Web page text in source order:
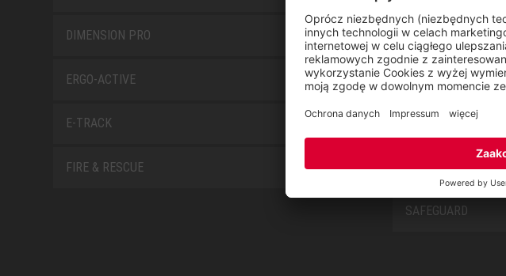
DIMENSION PRO
ERGO-ACTIVE
E-TRACK
FIRE & RESCUE
MISS L10
NEW CLASSICS
RETRO
SAFEGUARD